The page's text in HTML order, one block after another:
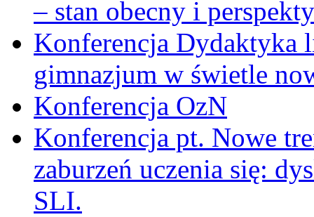
– stan obecny i
Konferencja Dydaktyka
gimnazjum w świetle
Konferencja OzN
Konferencja pt. Nowe
zaburzeń uczenia się:
SLI.